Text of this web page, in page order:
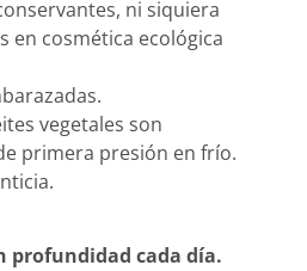
ni siquiera
en cosmética ecológica
vegetales son
primera presión en frío.
profundidad cada día.